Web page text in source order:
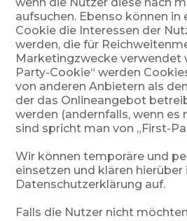
aufsuchen. Ebenso können in
Cookie die Interessen der
werden, die für
Marketingzwecke verwendet
Party-Cookie“ werden
von anderen Anbietern als
der das Onlineangebot
werden (andernfalls, wenn es
sind spricht man von „First-
Wir können temporäre und
einsetzen und klären
Datenschutzerklärung auf.
Falls die Nutzer nicht